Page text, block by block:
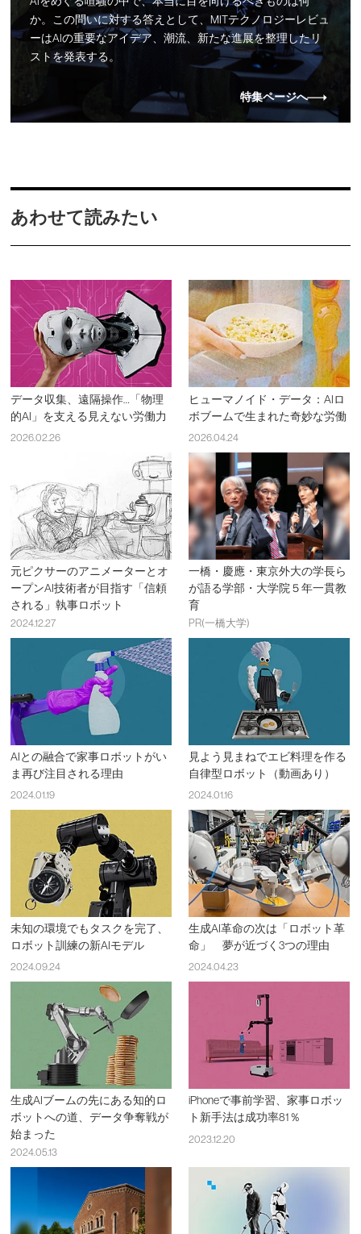
か。この問いに対する答えとして、MITテクノロジーレビュ
ーはAIの重要なアイデア、潮流、新たな進展を整理したリ
ストを発表する。
特集ページへ
あわせて読みたい
データ収集、遠隔操作…「物理
的AI」を支える見えない労働力
2026.02.26
ヒューマノイド・データ：AIロ
ボブームで生まれた奇妙な労働
2026.04.24
元ピクサーのアニメーターとオ
ープンAI技術者が目指す「信頼
される」執事ロボット
2024.12.27
一橋・慶應・東京外大の学長ら
が語る学部・大学院５年一貫教
育
PR(一橋大学)
AIとの融合で家事ロボットがい
ま再び注目される理由
2024.01.19
見よう見まねでエビ料理を作る
自律型ロボット（動画あり）
2024.01.16
未知の環境でもタスクを完了、
ロボット訓練の新AIモデル
2024.09.24
生成AI革命の次は「ロボット革
命」 夢が近づく3つの理由
2024.04.23
生成AIブームの先にある知的ロ
ボットへの道、データ争奪戦が
始まった
2024.05.13
iPhoneで事前学習、家事ロボッ
ト新手法は成功率81％
2023.12.20